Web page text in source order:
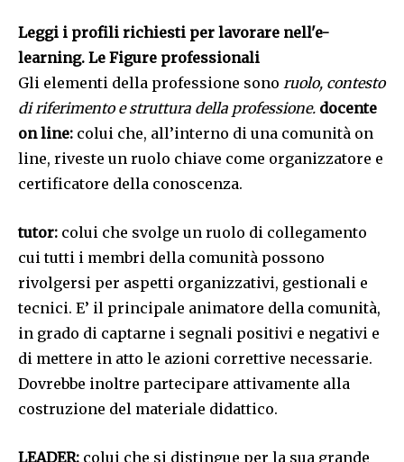
Leggi i profili richiesti per lavorare nell'e-
learning. Le Figure professionali
Gli elementi della professione sono ruolo, contesto
di riferimento e struttura della professione. docente
on line: colui che, all’interno di una comunità on
line, riveste un ruolo chiave come organizzatore e
certificatore della conoscenza.
tutor: colui che svolge un ruolo di collegamento
cui tutti i membri della comunità possono
rivolgersi per aspetti organizzativi, gestionali e
tecnici. E’ il principale animatore della comunità,
in grado di captarne i segnali positivi e negativi e
di mettere in atto le azioni correttive necessarie.
Dovrebbe inoltre partecipare attivamente alla
costruzione del materiale didattico.
LEADER: colui che si distingue per la sua grande